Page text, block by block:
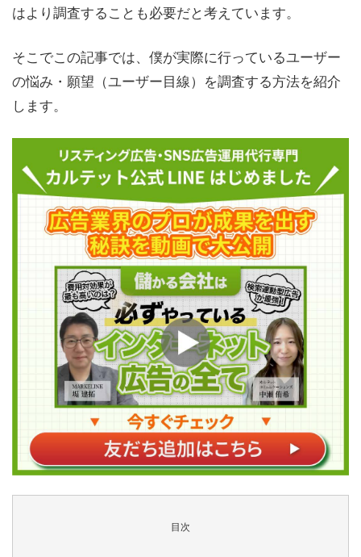
はより調査することも必要だと考えています。
そこでこの記事では、僕が実際に行っているユーザー
の悩み・願望（ユーザー目線）を調査する方法を紹介
します。
目次